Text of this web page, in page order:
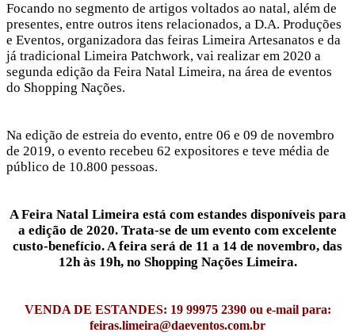
Focando no segmento de artigos voltados ao natal, além de
presentes, entre outros itens relacionados, a D.A. Produções
e Eventos, organizadora das feiras Limeira Artesanatos e da
já tradicional Limeira Patchwork, vai realizar em 2020 a
segunda edição da Feira Natal Limeira, na área de eventos
do Shopping Nações.
Na edição de estreia do evento, entre 06 e 09 de novembro
de 2019, o evento recebeu 62 expositores e teve média de
público de 10.800 pessoas.
A Feira Natal Limeira está com estandes disponíveis para
a edição de 2020. Trata-se de um evento com excelente
custo-benefício. A feira será de 11 a 14 de novembro, das
12h às 19h, no Shopping Nações Limeira.
VENDA DE ESTANDES: 19 99975 2390 ou e-mail para:
feiras.limeira@daeventos.com.br